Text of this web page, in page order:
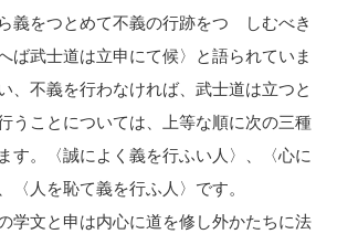
義をつとめて不義の行跡をつゝしむべき
ば武士道は立申にて候〉と語られていま
、不義を行わなければ、武士道は立つと
うことについては、上等な順に次の三種
す。〈誠によく義を行ふい人〉、〈心に
〈人を恥て義を行ふ人〉です。
学文と申は内心に道を修し外かたちに法